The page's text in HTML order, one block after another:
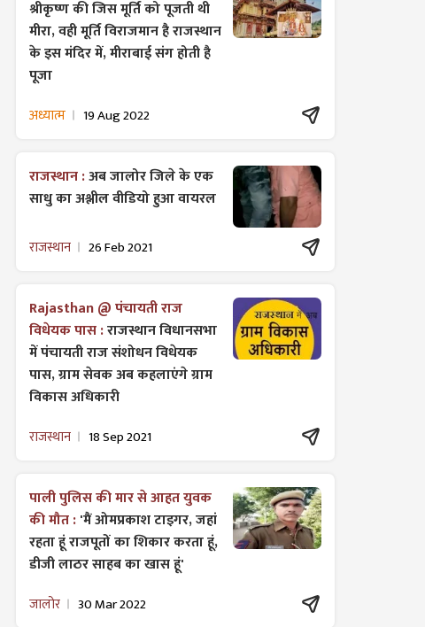
श्रीकृष्ण की जिस मूर्ति को पूजती थी
मीरा, वही मूर्ति विराजमान है राजस्थान
के इस मंदिर में, मीराबाई संग होती है
पूजा
अध्यात्म 19 Aug 2022
राजस्थान :अब जालोर जिले के एक
साधु का अश्लील वीडियो हुआ वायरल
राजस्थान 26 Feb 2021
Rajasthan @ पंचायती राज
विधेयक पास :राजस्थान विधानसभा
में पंचायती राज ​संशोधन विधेयक
पास, ग्राम सेवक अब कहलाएंगे ग्राम
विकास अधिकारी
राजस्थान 18 Sep 2021
पाली पुलिस की मार से आहत युवक
की मौत :'मैं ओमप्रकाश टाइगर, जहां
रहता हूं राजपूतों का शिकार करता हूं,
डीजी लाठर साहब का खास हूं'
जालोर 30 Mar 2022